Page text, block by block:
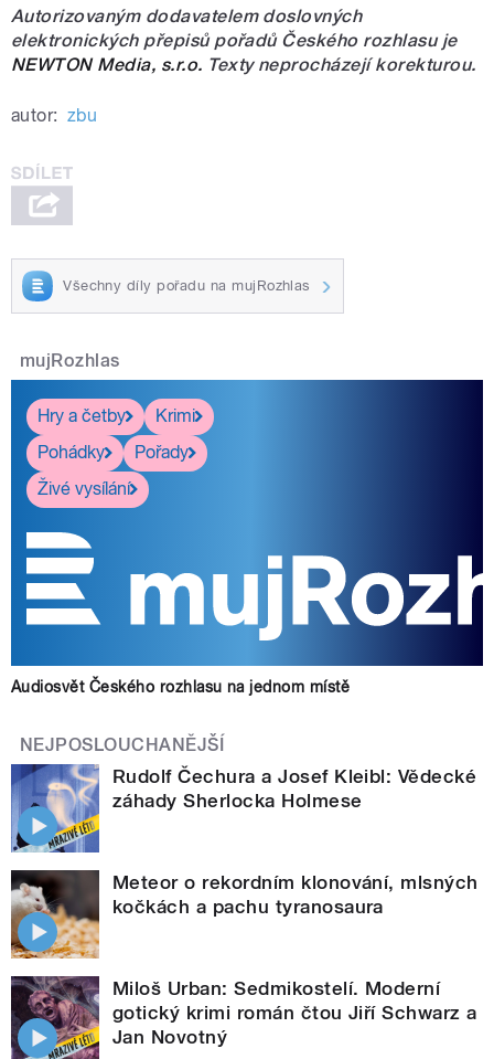
Autorizovaným dodavatelem doslovných
elektronických přepisů pořadů Českého rozhlasu je
NEWTON Media, s.r.o. Texty neprocházejí korekturou.
autor: zbu
Všechny díly pořadu na mujRozhlas
mujRozhlas
Hry a četby
Krimi
Pohádky
Pořady
Živé vysílání
Audiosvět Českého rozhlasu na jednom místě
NEJPOSLOUCHANĚJŠÍ
Rudolf Čechura a Josef Kleibl: Vědecké
záhady Sherlocka Holmese
Meteor o rekordním klonování, mlsných
kočkách a pachu tyranosaura
Miloš Urban: Sedmikostelí. Moderní
gotický krimi román čtou Jiří Schwarz a
Jan Novotný